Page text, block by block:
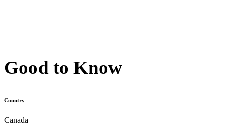
Good to Know
Country
Canada